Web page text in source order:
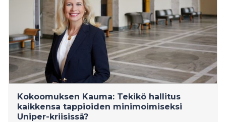
Kokoomuksen Kauma: Tekikö hallitus
kaikkensa tappioiden minimoimiseksi
Uniper-kriisissä?